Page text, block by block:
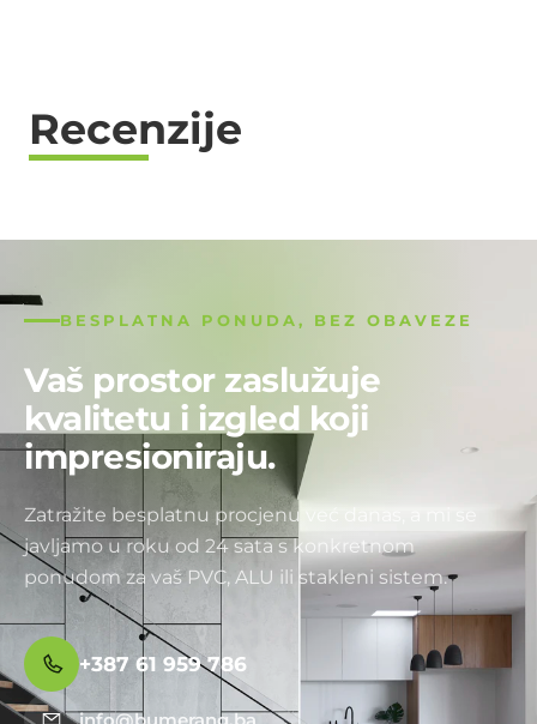
Recenzije
BESPLATNA PONUDA, BEZ OBAVEZE
Vaš prostor zaslužuje
kvalitetu i izgled koji
impresioniraju.
Zatražite besplatnu procjenu već danas, a mi se
javljamo u roku od 24 sata s konkretnom
ponudom za vaš PVC, ALU ili stakleni sistem.
+387 61 959 786
info@bumerang.ba